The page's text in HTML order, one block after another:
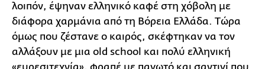
λοιπόν, έψηναν ελληνικό καφέ στη χόβολη με
διάφορα χαρμάνια από τη Βόρεια Ελλάδα. Tώρα
όμως που ζέστανε ο καιρός, σκέφτηκαν να τον
αλλάξουν με μια old school και πολύ ελληνική